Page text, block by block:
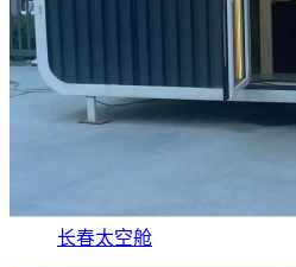
长春太空舱